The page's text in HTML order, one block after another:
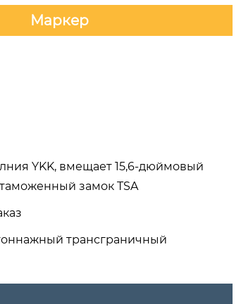
Маркер
YKK, вмещает 15,6-дюймовый
замок TSA
трансграничный